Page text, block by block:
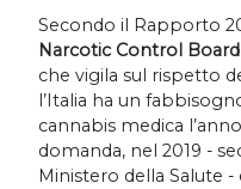
Secondo il Rapporto
Narcotic Control Board
che vigila sul rispetto
l’Italia ha un
cannabis medica
domanda, nel 2019 -
Ministero della Salute